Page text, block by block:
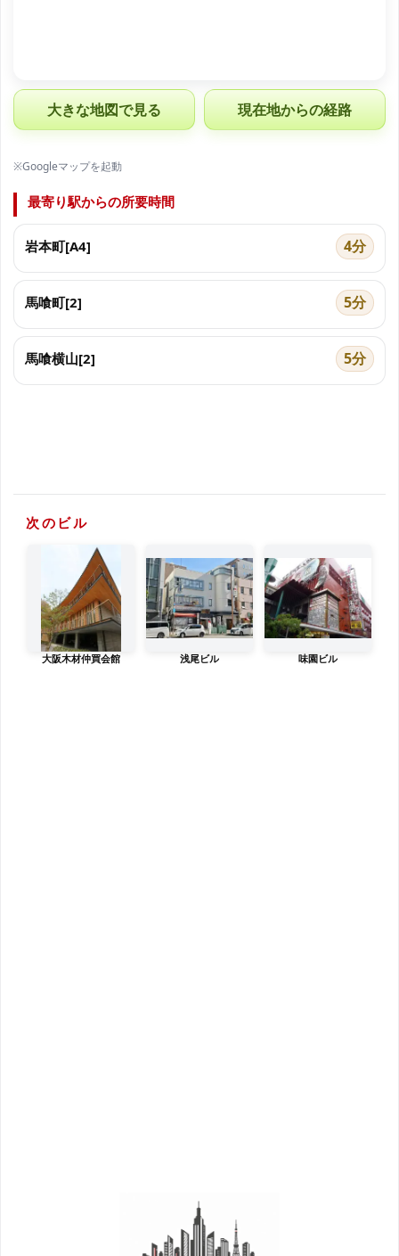
大きな地図で見る 現在地からの経路
※Googleマップを起動
最寄り駅からの所要時間
岩本町[A4] 4分
馬喰町[2] 5分
馬喰横山[2] 5分
次のビル
大阪木材仲買会館 浅尾ビル 味園ビル